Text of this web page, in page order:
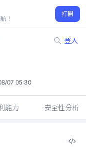
！
打開
登入
07 05:30
能力 安全性分析